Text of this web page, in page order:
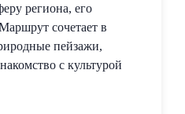
региона, его
сочетает в
пейзажи,
с культурой